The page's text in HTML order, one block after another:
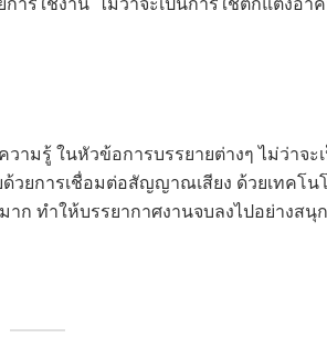
มรู้ ในหัวข้อการบรรยายต่างๆ ไม่ว่าจะ
วยการเชื่อมต่อสัญญาณเสียง ด้วยเทคโ
ก ทำให้บรรยากาศงานจบลงไปอย่างสนุ